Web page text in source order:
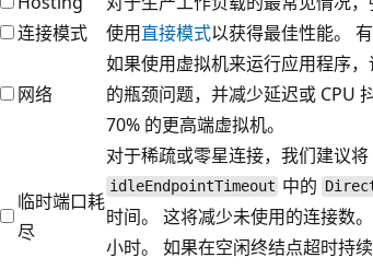
连接模式
使用直接模式以获得最佳性能。
网络
如果使用虚拟机来运行应用程序
的瓶颈问题，并减少延迟或 CPU
70% 的更高端虚拟机。
临时端口耗
尽
对于稀疏或零星连接，我们建议将
idleEndpointTimeout 中的
时间。 这将减少未使用的连接数
小时。 如果在空闲终结点超时持